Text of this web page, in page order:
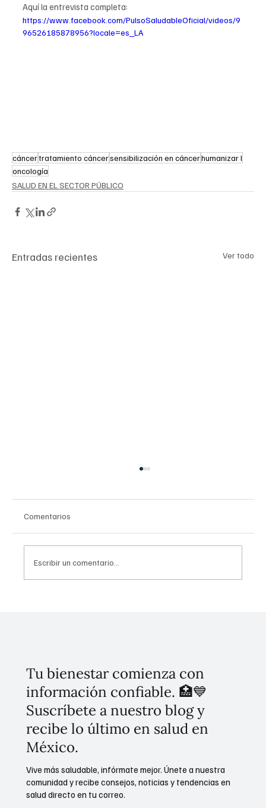
Aquí la entrevista completa:
https://www.facebook.com/PulsoSaludableOficial/videos/9
96526185878956?locale=es_LA
cáncertratamiento cáncersensibilización en cáncerhumanizar l
oncología
SALUD EN EL SECTOR PÚBLICO
Entradas recientes Ver todo
Comentarios
Escribir un comentario...
Tu bienestar comienza con
información confiable. 🏥💙
Suscríbete a nuestro blog y
recibe lo último en salud en
México.
Vive más saludable, infórmate mejor. Únete a nuestra
comunidad y recibe consejos, noticias y tendencias en
salud directo en tu correo.